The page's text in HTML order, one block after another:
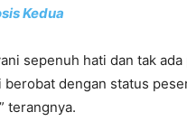
Kedua
sepenuh hati dan tak
berobat dengan status
terangnya.